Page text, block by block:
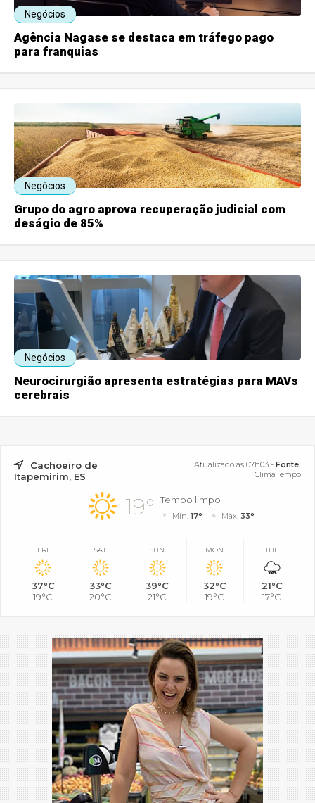
Negócios
Agência Nagase se destaca em tráfego pago
para franquias
Negócios
Grupo do agro aprova recuperação judicial com
deságio de 85%
Negócios
Neurocirurgião apresenta estratégias para MAVs
cerebrais
Cachoeiro de
Itapemirim, ES
Atualizado às 07h03 - Fonte:
ClimaTempo
19° Tempo limpo
Mín.17° Máx. 33°
FRI
37°C
19°C
SAT
33°C
20°C
SUN
39°C
21°C
MON
32°C
19°C
TUE
21°C
17°C